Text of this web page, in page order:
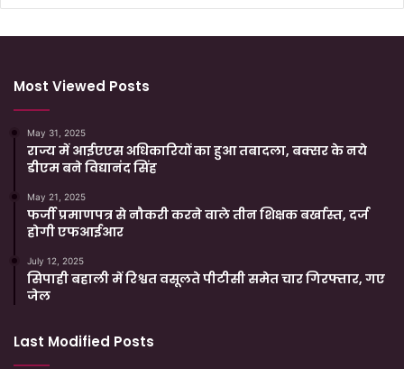
Most Viewed Posts
May 31, 2025
राज्य में आईएएस अधिकारियों का हुआ तबादला, बक्सर के नये
डीएम बने विद्यानंद सिंह
May 21, 2025
फर्जी प्रमाणपत्र से नौकरी करने वाले तीन शिक्षक बर्खास्त, दर्ज
होगी एफआईआर
July 12, 2025
सिपाही बहाली में रिश्वत वसूलते पीटीसी समेत चार गिरफ्तार, गए
जेल
Last Modified Posts